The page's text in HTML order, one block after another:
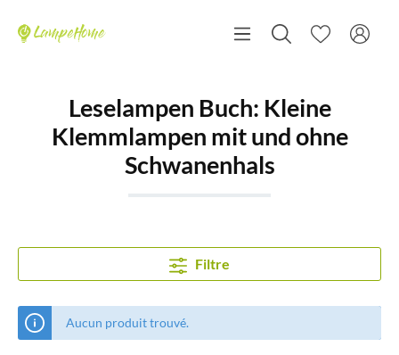
Leselampen Buch: Kleine
Klemmlampen mit und ohne
Schwanenhals
Filtre
Aucun produit trouvé.